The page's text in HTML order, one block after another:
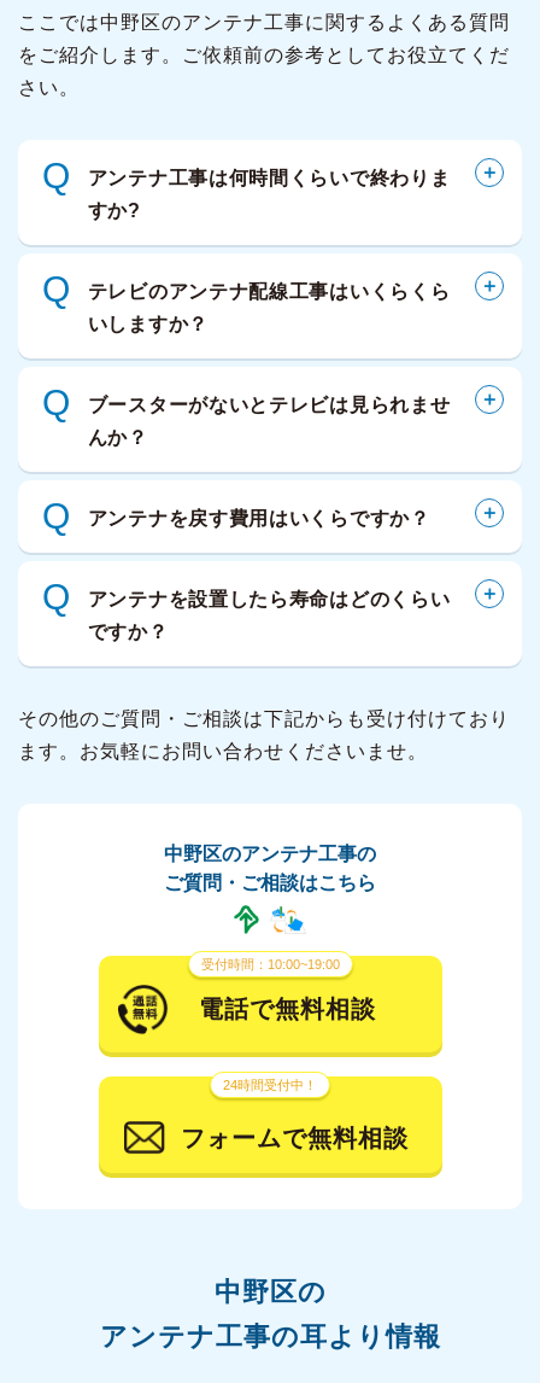
ここでは中野区のアンテナ工事に関するよくある質問
をご紹介します。ご依頼前の参考としてお役立てくだ
さい。
Q
アンテナ工事は何時間くらいで終わりま
すか?
Q
テレビのアンテナ配線工事はいくらくら
いしますか？
Q
ブースターがないとテレビは見られませ
んか？
Q アンテナを戻す費用はいくらですか？
Q
アンテナを設置したら寿命はどのくらい
ですか？
その他のご質問・ご相談は下記からも受け付けており
ます。お気軽にお問い合わせくださいませ。
中野区のアンテナ工事の
ご質問・ご相談はこちら
受付時間：10:00~19:00
電話で無料相談
24時間受付中！
フォームで無料相談
中野区の
アンテナ工事の耳より情報